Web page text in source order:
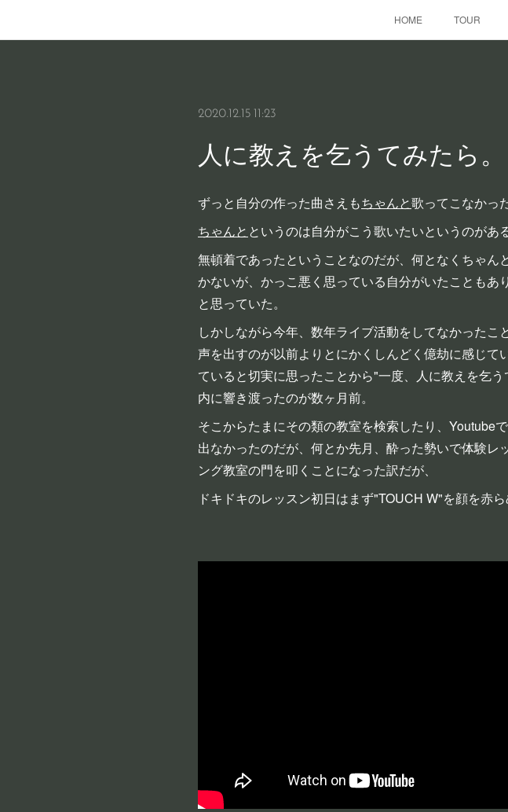
HOME TOUR
2020.12.15 11:23
人に教えを乞うてみたら。
ずっと自分の作った曲さえもちゃんと歌ってこなかった
ちゃんと というのは自分がこう歌いたいというのがあ
無頓着であったということなのだが、何となくちゃ
かないが、かっこ悪く思っている自分がいたことも
と思っていた。
しかしながら今年、数年ライブ活動をしてなかったこ
声を出すのが以前よりとにかくしんどく億劫に感じ
ていると切実に思ったことから"一度、人に教えを乞
内に響き渡ったのが数ヶ月前。
そこからたまにその類の教室を検索したり、Youtube
出なかったのだが、何とか先月、酔った勢いで体験
ング教室の門を叩くことになった訳だが、
ドキドキのレッスン初日はまず"TOUCH W"を顔を赤